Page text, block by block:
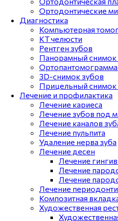
Ортодонтические
Диагностика
Компьютерная
КТ челюсти
Рентген зубов
Панорамный снимок
3D-снимок зубов
Прицельный снимок
Лечение и профилактика
Лечение кариеса
Лечение зубов под
Лечение каналов
Лечение пульпита
Удаление нерва зуба
Лечение десен
Лечение
Лечение
Лечение
Лечение
Композитная
Художественная